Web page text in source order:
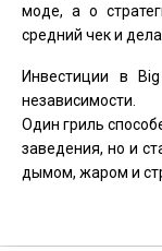
моде, а о
средний чек и
Инвестиции в
независимости.
Один гриль
заведения, но и
дымом, жаром и